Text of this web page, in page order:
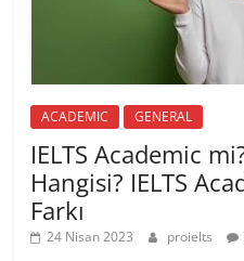
ACADEMIC GENERAL
IELTS Academic
Hangisi? IELTS
Farkı
24 Nisan 2023 proielts